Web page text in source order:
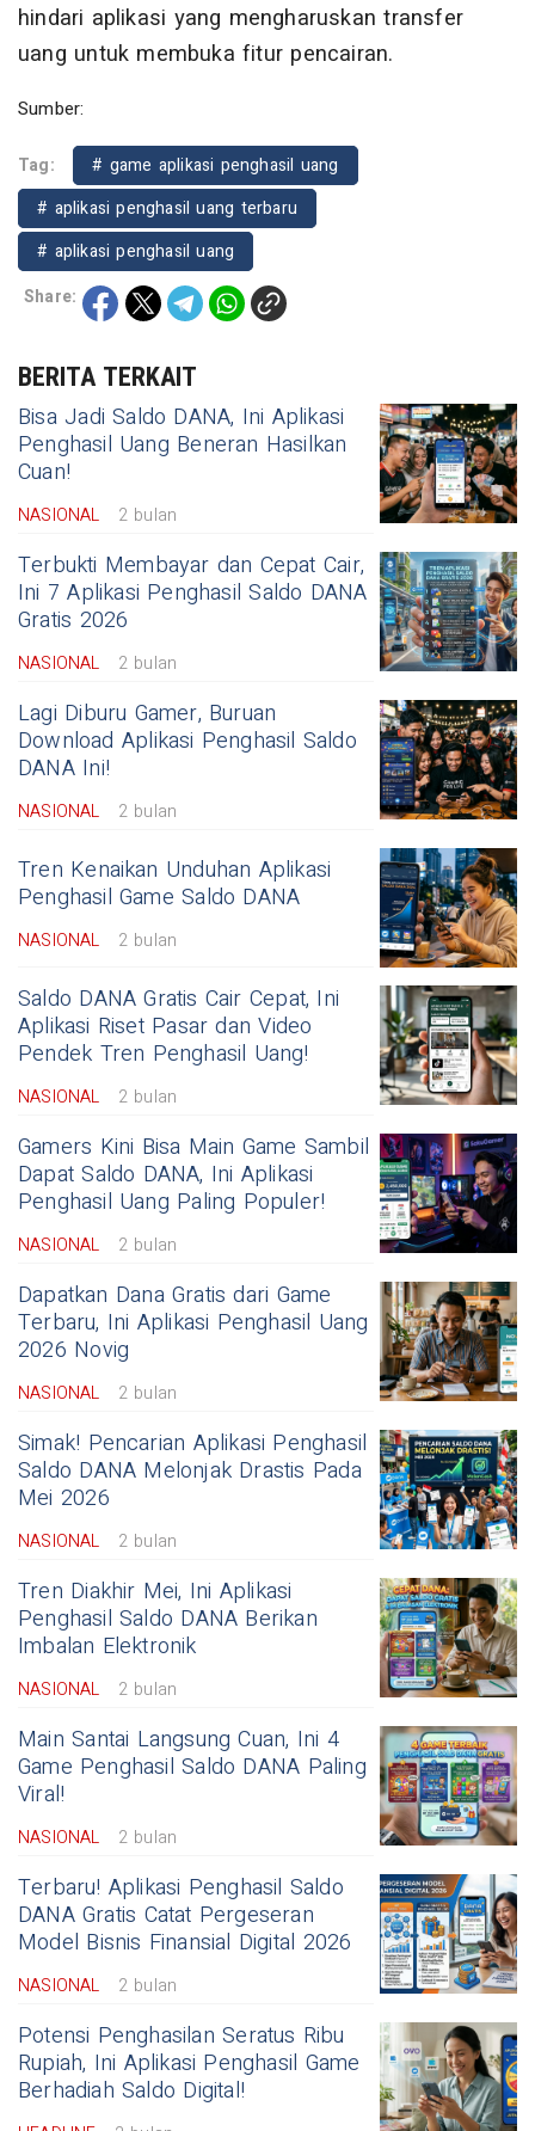
hindari aplikasi yang mengharuskan transfer
uang untuk membuka fitur pencairan.
Sumber:
Tag:
# game aplikasi penghasil uang
# aplikasi penghasil uang terbaru
# aplikasi penghasil uang
Share:
BERITA TERKAIT
Bisa Jadi Saldo DANA, Ini Aplikasi
Penghasil Uang Beneran Hasilkan
Cuan!
NASIONAL 2 bulan
Terbukti Membayar dan Cepat Cair,
Ini 7 Aplikasi Penghasil Saldo DANA
Gratis 2026
NASIONAL 2 bulan
Lagi Diburu Gamer, Buruan
Download Aplikasi Penghasil Saldo
DANA Ini!
NASIONAL 2 bulan
Tren Kenaikan Unduhan Aplikasi
Penghasil Game Saldo DANA
NASIONAL 2 bulan
Saldo DANA Gratis Cair Cepat, Ini
Aplikasi Riset Pasar dan Video
Pendek Tren Penghasil Uang!
NASIONAL 2 bulan
Gamers Kini Bisa Main Game Sambil
Dapat Saldo DANA, Ini Aplikasi
Penghasil Uang Paling Populer!
NASIONAL 2 bulan
Dapatkan Dana Gratis dari Game
Terbaru, Ini Aplikasi Penghasil Uang
2026 Novig
NASIONAL 2 bulan
Simak! Pencarian Aplikasi Penghasil
Saldo DANA Melonjak Drastis Pada
Mei 2026
NASIONAL 2 bulan
Tren Diakhir Mei, Ini Aplikasi
Penghasil Saldo DANA Berikan
Imbalan Elektronik
NASIONAL 2 bulan
Main Santai Langsung Cuan, Ini 4
Game Penghasil Saldo DANA Paling
Viral!
NASIONAL 2 bulan
Terbaru! Aplikasi Penghasil Saldo
DANA Gratis Catat Pergeseran
Model Bisnis Finansial Digital 2026
NASIONAL 2 bulan
Potensi Penghasilan Seratus Ribu
Rupiah, Ini Aplikasi Penghasil Game
Berhadiah Saldo Digital!